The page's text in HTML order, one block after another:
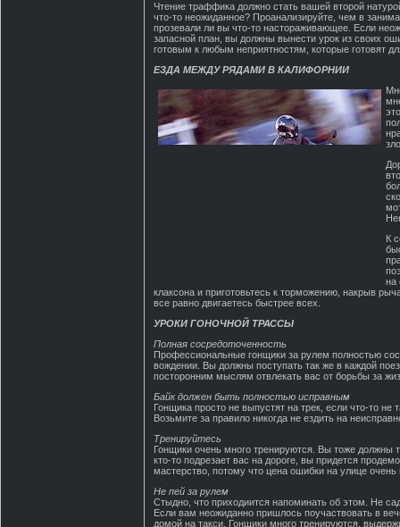
Чтение траффика должно стать вашей второй
что-то неожиданное? Проанализируйте, чем в
прозевали ли вы что-то настораживающее. Если
запасной план, вы должны вынести урок из своих
готовым к любым неприятностям, которые готовят
ЕЗДА МЕЖДУ РЯДАМИ В КАЛИФОРНИИ
К
на
клаксона и приготовьтесь к торможению, накрыв
все равно двигаетесь быстрее всех.
УРОКИ ГОНОЧНОЙ ТРАССЫ
Полная сосредоточенность
Профессиональные гонщики за рулем полностью
вождении. Вы должны поступать так же в каждой
посторонним мыслям отвлекать вас от борьбы за
Байк должен быть полностью исправным
Гонщика просто не выпустят на трек, если что-то не
Возьмите за правило никогда не ездить на
Тренируйтесь
Гонщики очень много тренируются. Вы тоже должны
кто-то подрезает вас на дороге, вы придется
мастерство, потому что цена ошибки на улице очень
Не пей за рулем
Стыдно, что приходиится напоминать об этом. Не
Если вам неожиданно пришлось поучаствовать в
домой на такси. Гонщики много тренируются,